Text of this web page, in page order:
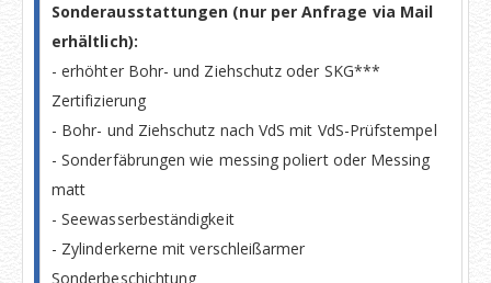
Sonderausstattungen (nur per Anfrage via Mail
erhältlich):
- erhöhter Bohr- und Ziehschutz oder SKG***
Zertifizierung
- Bohr- und Ziehschutz nach VdS mit VdS-Prüfstempel
- Sonderfäbrungen wie messing poliert oder Messing
matt
- Seewasserbeständigkeit
- Zylinderkerne mit verschleißarmer
Sonderbeschichtung